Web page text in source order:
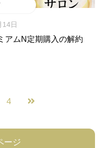
14日
アムN定期購入の解約
4
ージ